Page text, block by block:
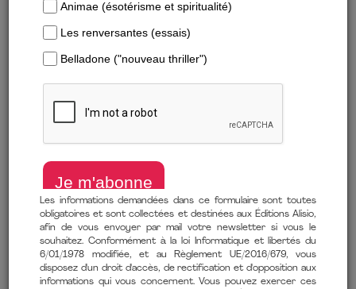
Télécharger un extrait
Les informations demandées dans ce formulaire sont toutes
obligatoires et sont collectées et destinées aux Éditions Alisio,
afin de vous envoyer par mail votre newsletter si vous le
souhaitez. Conformément à la loi Informatique et libertés du
6/01/1978 modifiée, et au Règlement UE/2016/679, vous
disposez d'un droit d'accès, de rectification et d'opposition aux
informations qui vous concernent. Vous pouvez exercer ces